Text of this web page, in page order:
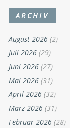
ARCHIV
August 2026 (2)
Juli 2026 (29)
Juni 2026 (27)
Mai 2026 (31)
April 2026 (32)
März 2026 (31)
Februar 2026 (28)